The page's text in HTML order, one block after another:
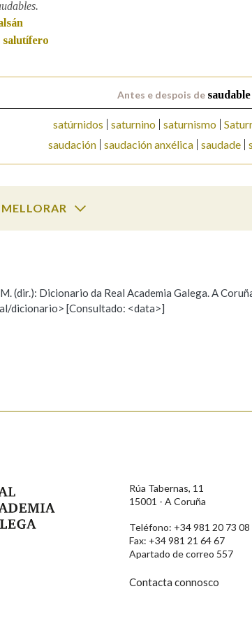
AXUDA NA
salutífero
Antes e despois de saudable
satúrnidos saturnino saturnismo
saudación saudación anxélica saudade
OPCIÓN:
Hai un erro na palabra Propoño mellorar a
(dir.): Dicionario da Real Academia Galega. A
dicionario> [Consultado: <data>]
Rúa Tabernas, 11
15001 - A Coruña
Teléfono: +34 981 20 73 08
Fax: +34 981 21 64 67
Apartado de correo 557
Contacta connosco